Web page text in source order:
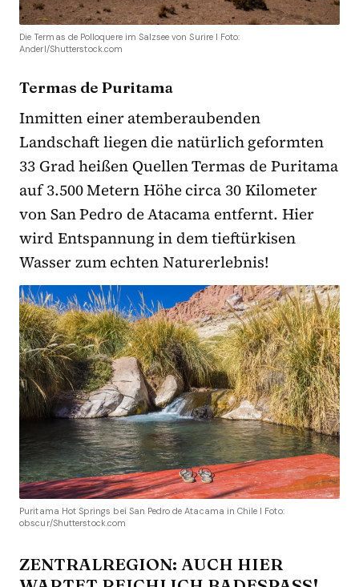
Die Termas de Polloquere im Salzsee von Surire I Foto:
Anderl/Shutterstock.com
Termas de Puritama
Inmitten einer atemberaubenden
Landschaft liegen die natürlich geformten
33 Grad heißen Quellen Termas de Puritama
auf 3.500 Metern Höhe circa 30 Kilometer
von San Pedro de Atacama entfernt. Hier
wird Entspannung in dem tieftürkisen
Wasser zum echten Naturerlebnis!
Puritama Hot Springs bei San Pedro de Atacama in Chile I Foto:
obscur/Shutterstock.com
ZENTRALREGION: AUCH HIER